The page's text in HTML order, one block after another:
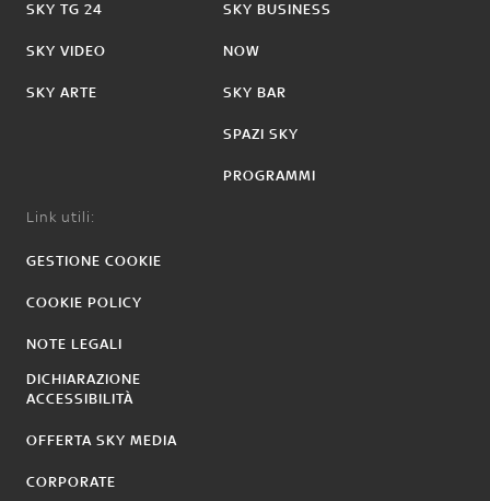
SKY TG 24
SKY VIDEO
SKY ARTE
SKY BUSINESS
NOW
SKY BAR
SPAZI SKY
PROGRAMMI
Link utili:
GESTIONE COOKIE
COOKIE POLICY
NOTE LEGALI
DICHIARAZIONE
ACCESSIBILITÀ
OFFERTA SKY MEDIA
CORPORATE